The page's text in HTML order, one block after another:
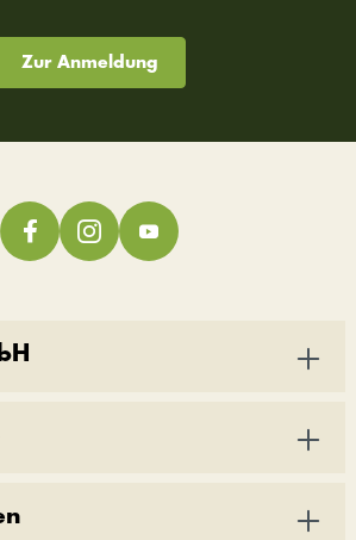
Zur Anmeldung